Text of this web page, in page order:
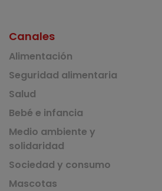
Canales
Alimentación
Seguridad alimentaria
Salud
Bebé e infancia
Medio ambiente y
solidaridad
Sociedad y consumo
Mascotas